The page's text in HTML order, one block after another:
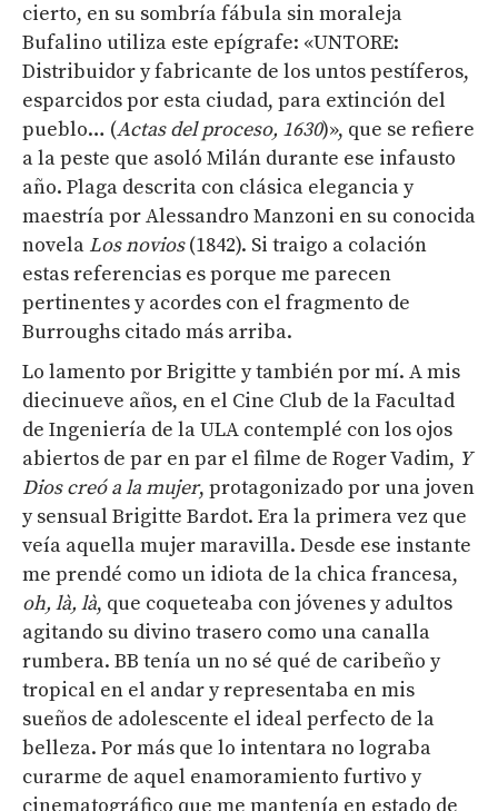
cierto, en su sombría fábula sin moraleja
Bufalino utiliza este epígrafe: «UNTORE:
Distribuidor y fabricante de los untos pestíferos,
esparcidos por esta ciudad, para extinción del
pueblo… (Actas del proceso, 1630)», que se refiere
a la peste que asoló Milán durante ese infausto
año. Plaga descrita con clásica elegancia y
maestría por Alessandro Manzoni en su conocida
novela Los novios(1842). Si traigo a colación
estas referencias es porque me parecen
pertinentes y acordes con el fragmento de
Burroughs citado más arriba.
Lo lamento por Brigitte y también por mí. A mis
diecinueve años, en el Cine Club de la Facultad
de Ingeniería de la ULA contemplé con los ojos
abiertos de par en par el filme de Roger Vadim, Y
Dios creó a la mujer, protagonizado por una joven
y sensual Brigitte Bardot. Era la primera vez que
veía aquella mujer maravilla. Desde ese instante
me prendé como un idiota de la chica francesa,
oh, là, là, que coqueteaba con jóvenes y adultos
agitando su divino trasero como una canalla
rumbera. BB tenía un no sé qué de caribeño y
tropical en el andar y representaba en mis
sueños de adolescente el ideal perfecto de la
belleza. Por más que lo intentara no lograba
curarme de aquel enamoramiento furtivo y